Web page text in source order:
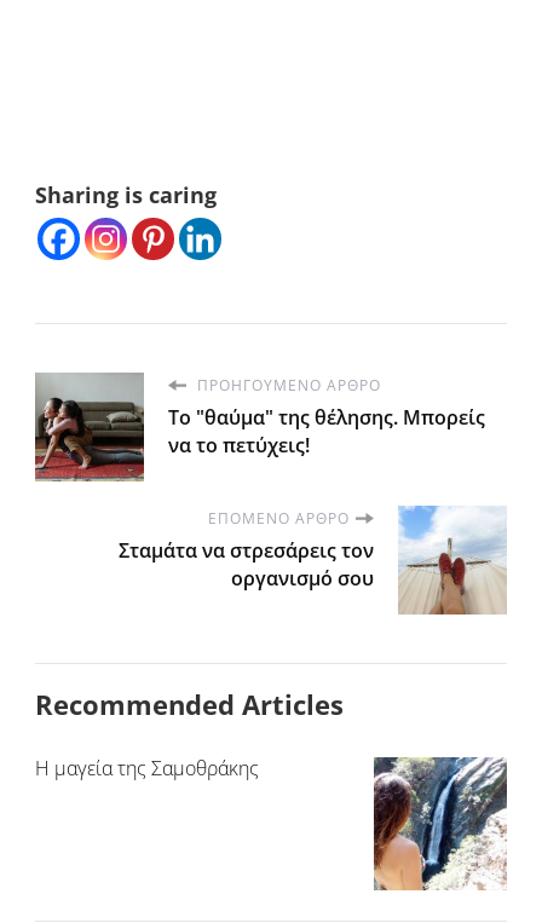
Sharing is caring
ΠΡΟΗΓΟΎΜΕΝΟ ΆΡΘΡΟ
Το "θαύμα" της θέλησης. Μπορείς
να το πετύχεις!
ΕΠΌΜΕΝΟ ΆΡΘΡΟ
Σταμάτα να στρεσάρεις τον
οργανισμό σου
Recommended Articles
Η μαγεία της Σαμοθράκης